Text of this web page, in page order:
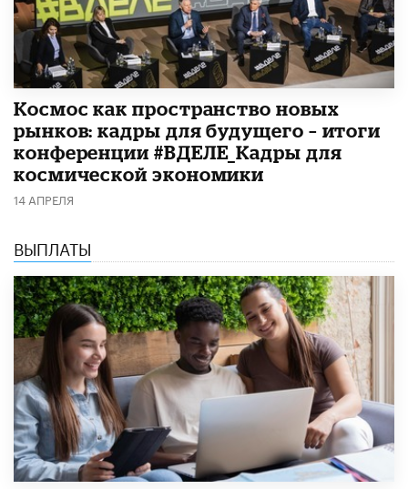
Космос как пространство новых
рынков: кадры для будущего – итоги
конференции #ВДЕЛЕ_Кадры для
космической экономики
14 АПРЕЛЯ
ВЫПЛАТЫ